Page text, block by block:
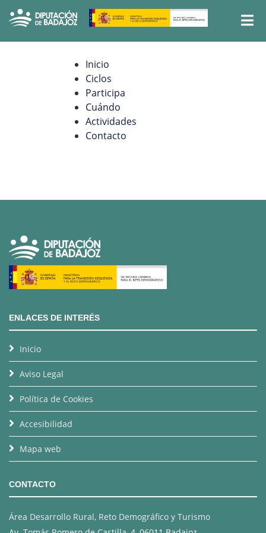
Inicio
Ciclos
Participa
Cuándo
Actividades
Contacto
ENLACES DE INTERÉS
Inicio
Aviso Legal
Política de Cookies
Accesibilidad
Mapa web
CONTACTO
Área Desarrollo Rural, Reto Demográfico y Turismo